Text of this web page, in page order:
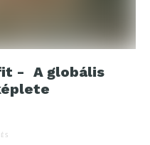
- A globális